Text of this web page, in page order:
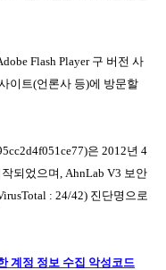
Flash Player 구 버전 사
이트(언론사 등)에 방문할
은 2012년 4
되었으며, AhnLab V3 보안
: 24/42) 진단명으로
계정 정보 수집 악성코드